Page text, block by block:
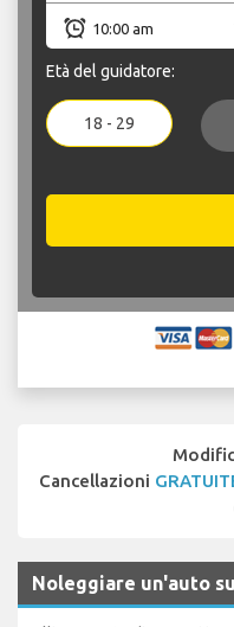
Età del guidatore:
18 - 29
Cancellazioni
Noleggiare un'auto